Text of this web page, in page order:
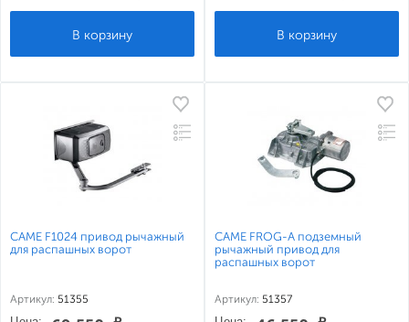
CAME F1024 привод рычажный
для распашных ворот
Артикул: 51355
CAME FROG-A подземный
рычажный привод для
распашных ворот
Артикул: 51357